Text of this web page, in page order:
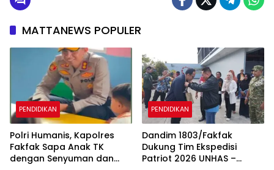
MATTANEWS POPULER
PENDIDIKAN
Polri Humanis, Kapolres
Fakfak Sapa Anak TK
dengan Senyuman dan
PENDIDIKAN
Dandim 1803/Fakfak
Dukung Tim Ekspedisi
Patriot 2026 UNHAS –